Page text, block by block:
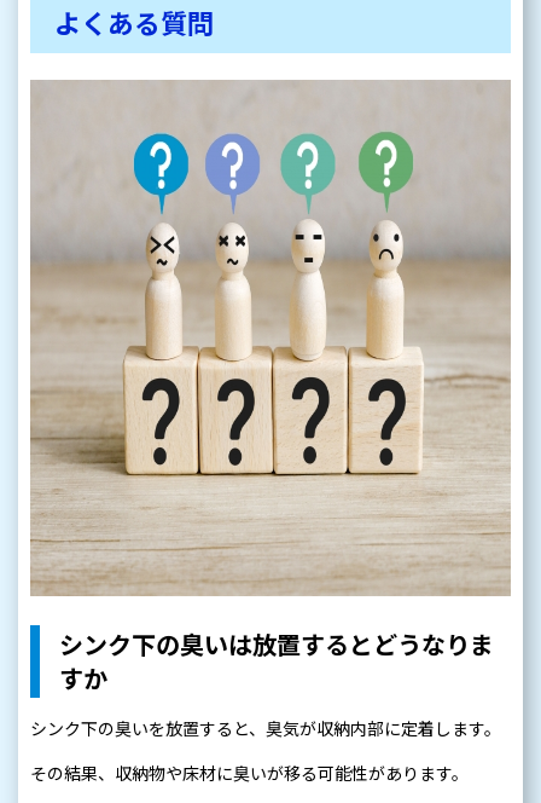
よくある質問
シンク下の臭いは放置するとどうなりま
すか
シンク下の臭いを放置すると、臭気が収納内部に定着します。
その結果、収納物や床材に臭いが移る可能性があります。